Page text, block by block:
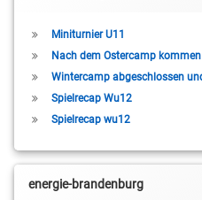
Miniturnier U11
Nach dem Ostercamp
Wintercamp abgeschlossen
Spielrecap Wu12
Spielrecap wu12
energie-brandenburg